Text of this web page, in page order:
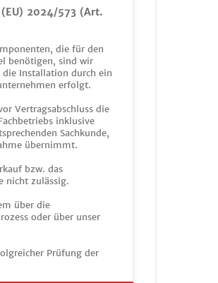
2024/573 (Art.
die für den
benötigen, sind wir
Installation durch ein
erfolgt.
Vertragsabschluss die
inklusive
Sachkunde,
übernimmt.
bzw. das
nicht zulässig.
über die
oder über unser
Prüfung der